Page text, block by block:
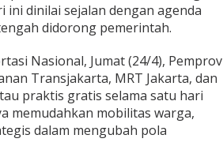
ini dinilai sejalan dengan agenda
didorong pemerintah.
Nasional, Jumat (24/4), Pemprov
Transjakarta, MRT Jakarta, dan
praktis gratis selama satu hari
memudahkan mobilitas warga,
dalam mengubah pola